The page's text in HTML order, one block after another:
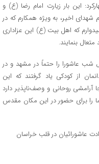
این بار زیارت امام رضا (ع) و
شهدای اخیر، به ویژه همکارم که در
که اهل بیت (ع) این عزاداری
بنمایند.
شب عاشورا را حتماً در مشهد و در
از کودکی یاد گرفتند که این
روحانی و وصف‌ناپذیر دارد
را برای حضور در این مکان مقدس